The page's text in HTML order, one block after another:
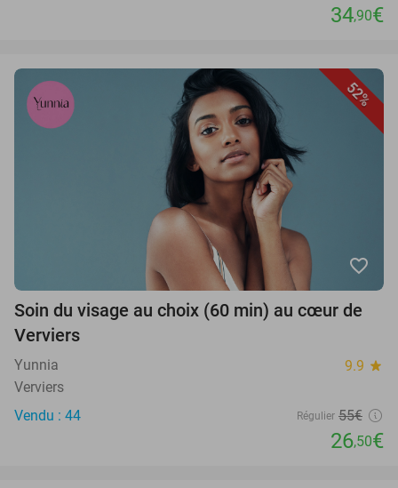
34,90€
52%
favorite_border
Soin du visage au choix (60 min) au cœur de
Verviers
Yunnia 9.9 star
Verviers
Vendu : 44
Régulier 55€
26,50€